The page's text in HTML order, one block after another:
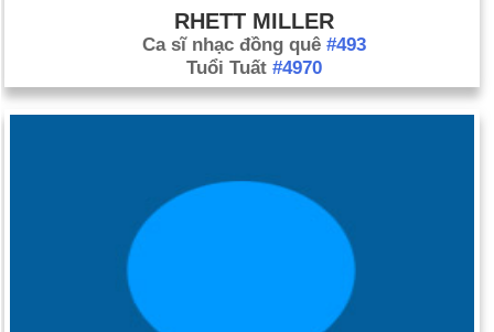
RHETT MILLER
Ca sĩ nhạc đồng quê #493
Tuổi Tuất #4970